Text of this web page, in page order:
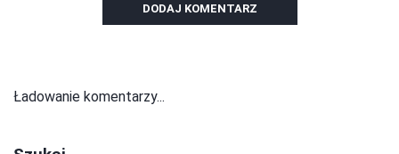
DODAJ KOMENTARZ
Ładowanie komentarzy...